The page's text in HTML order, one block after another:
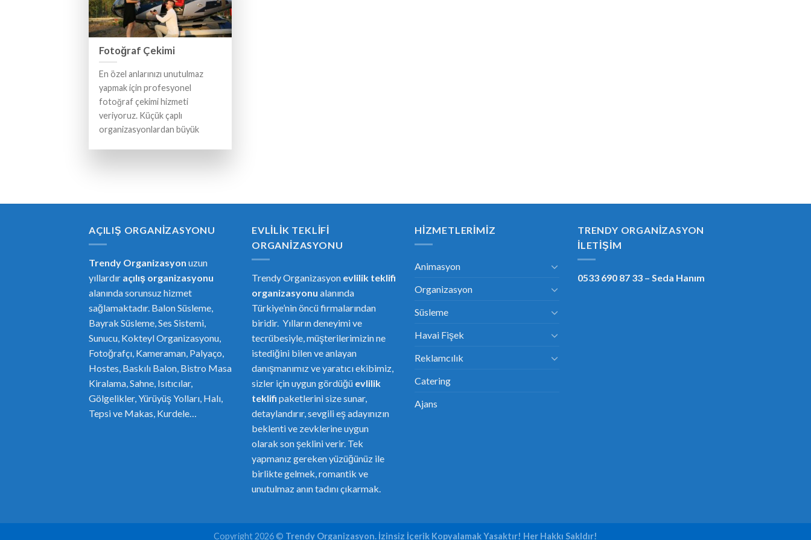
Fotoğraf Çekimi
En özel anlarınızı unutulmaz
yapmak için profesyonel
fotoğraf çekimi hizmeti
veriyoruz. Küçük çaplı
organizasyonlardan büyük
AÇILIŞ ORGANIZASYONU
Trendy Organizasyon uzun
yıllardır açılış organizasyonu
alanında sorunsuz hizmet
sağlamaktadır. Balon Süsleme,
Bayrak Süsleme, Ses Sistemi,
Sunucu, Kokteyl Organizasyonu,
Fotoğrafçı, Kameraman, Palyaço,
Hostes, Baskılı Balon, Bistro Masa
Kiralama, Sahne, Isıtıcılar,
Gölgelikler, Yürüyüş Yolları, Halı,
Tepsi ve Makas, Kurdele…
EVLILIK TEKLIFI
ORGANIZASYONU
Trendy Organizasyon evlilik teklifi
organizasyonu alanında
Türkiye’nin öncü firmalarından
biridir. Yılların deneyimi ve
tecrübesiyle, müşterilerimizin ne
istediğini bilen ve anlayan
danışmanımız ve yaratıcı ekibimiz,
sizler için uygun gördüğü evlilik
teklifi paketlerini size sunar,
detaylandırır, sevgili eş adayınızın
beklenti ve zevklerine uygun
olarak son şeklini verir. Tek
yapmanız gereken yüzüğünüz ile
birlikte gelmek, romantik ve
unutulmaz anın tadını çıkarmak.
HIZMETLERIMIZ
Animasyon
Organizasyon
Süsleme
Havai Fişek
Reklamcılık
Catering
Ajans
TRENDY ORGANIZASYON
İLETIŞIM
0533 690 87 33 – Seda Hanım
Copyright 2026 © Trendy Organizasyon. İzinsiz İçerik Kopyalamak Yasaktır! Her Hakkı Sakldır!